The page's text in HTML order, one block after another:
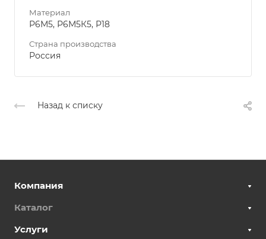
Материал
Р6М5, Р6М5К5, Р18
Страна производства
Россия
Назад к списку
Компания
Каталог
Услуги